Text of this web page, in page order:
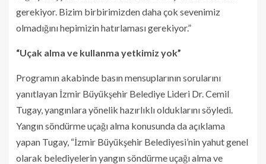
gerekiyor. Bizim birbirimizden daha çok sevenimiz
olmadığını hepimizin hatırlaması gerekiyor.”
“Uçak alma ve kullanma yetkimiz yok”
Programın akabinde basın mensuplarının sorularını
yanıtlayan İzmir Büyükşehir Belediye Lideri Dr. Cemil
Tugay, yangınlara yönelik hazırlıklı olduklarını söyledi.
Yangın söndürme uçağı alma konusunda da açıklama
yapan Tugay, “İzmir Büyükşehir Belediyesi’nin yahut genel
olarak belediyelerin yangın söndürme uçağı alma ve